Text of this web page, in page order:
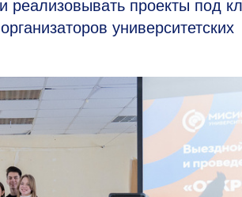
реализовывать проекты под
университетских